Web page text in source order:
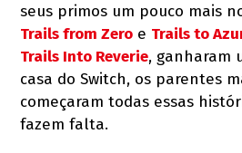
seus primos um pouco mais
Trails from Zero e Trails to
Trails Into Reverie, ganharam
casa do Switch, os parentes
começaram todas essas
fazem falta.